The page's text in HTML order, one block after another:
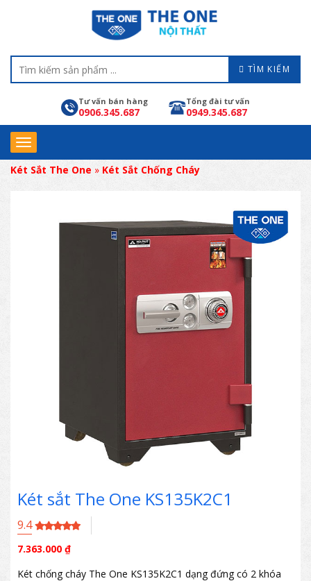
TÌM KIẾM
Tư vấn bán hàng
0906.345.687
Tổng đài tư vấn
0949.345.687
Két Sắt The One » Két Sắt Chống Cháy
Két sắt The One KS135K2C1
9.4
7.363.000 ₫
Két chống cháy The One KS135K2C1 dạng đứng có 2 khóa